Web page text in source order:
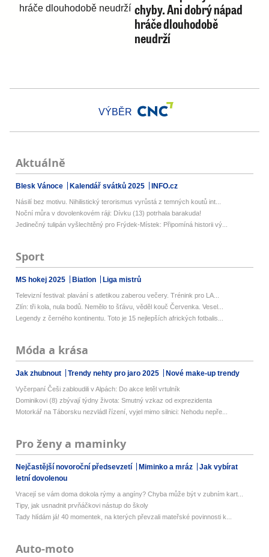
chyby. Ani dobrý nápad
hráče dlouhodobě
neudrží
VÝBĚR
Aktuálně
Blesk Vánoce Kalendář svátků 2025 INFO.cz
Násilí bez motivu. Nihilistický terorismus vyrůstá z temných koutů int...
Noční můra v dovolenkovém ráji: Dívku (13) potrhala barakuda!
Jedinečný tulipán vyšlechtěný pro Frýdek-Místek: Připomíná historii vý...
Sport
MS hokej 2025 Biatlon Liga mistrů
Televizní festival: plavání s atletikou zaberou večery. Trénink pro LA...
Zlín: tři kola, nula bodů. Nemělo to šťávu, věděl kouč Červenka. Vesel...
Legendy z černého kontinentu. Toto je 15 nejlepších afrických fotbalis...
Móda a krása
Jak zhubnout Trendy nehty pro jaro 2025 Nové make-up trendy
Vyčerpaní Češi zabloudili v Alpách: Do akce letěl vrtulník
Dominikovi (8) zbývají týdny života: Smutný vzkaz od exprezidenta
Motorkář na Táborsku nezvládl řízení, vyjel mimo silnici: Nehodu nepře...
Pro ženy a maminky
Nejčastější novoroční předsevzetí Miminko a mráz
Jak vybírat
letní dovolenou
Vracejí se vám doma dokola rýmy a angíny? Chyba může být v zubním kart...
Tipy, jak usnadnit prvňáčkovi nástup do školy
Tady hlídám já! 40 momentek, na kterých převzali mateřské povinnosti k...
Auto-moto